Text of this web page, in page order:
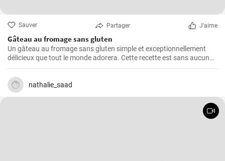
Sauver Partager J'aime
Gâteau au fromage sans gluten
Un gâteau au fromage sans gluten simple et exceptionnellement
délicieux que tout le monde adorera. Cette recette est sans aucun
doute le meilleur gâteau au fromage sans gluten que vous ayez
jamais goûté!
nathalie_saad